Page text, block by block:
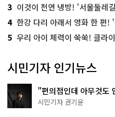
3 이것이 천연 냉방! '서울둘레
4 한강 다리 아래서 영화 한 편!
5 우리 아이 체력이 쑥쑥! 클라
시민기자 인기뉴스
"편의점인데 아무것도
한 편의점의 정체
시민기자 권기윤